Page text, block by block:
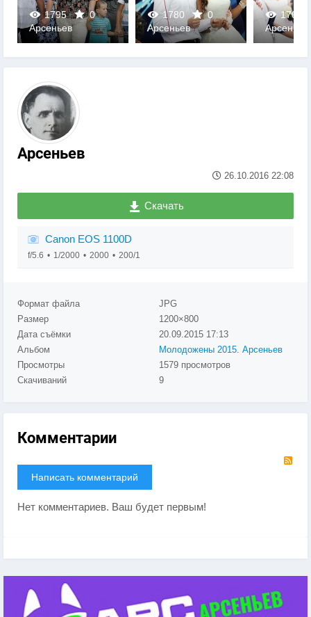
1795
0
0
Арсеньев
1780
0
0
Арсеньев
1702
0
Арсеньев
Арсеньев
26.10.2016 22:08
Скачать
Canon EOS 1100D
f/5.6 1/2000 2000 200/1
Формат файла
JPG
Размер
1200×800
Дата съёмки
20.09.2015 17:13
Альбом
Молодожены 2015. Арсеньев
Просмотры
1579 просмотров
Скачиваний
9
Комментарии
Написать комментарий
Нет комментариев. Ваш будет первым!